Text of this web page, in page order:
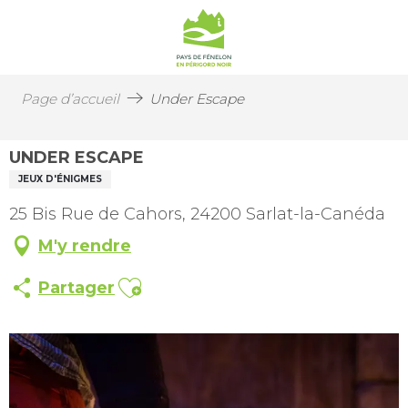
Page d’accueil Under Escape
UNDER ESCAPE
JEUX D'ÉNIGMES
25 Bis Rue de Cahors, 24200 Sarlat-la-Canéda
M'y rendre
Partager Ajouter aux favoris